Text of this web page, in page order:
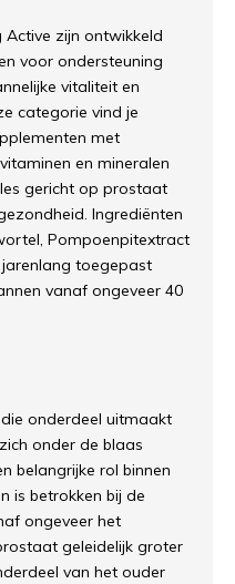
zijn ontwikkeld
voor ondersteuning
vitaliteit en
categorie vind je
met
en mineralen
gericht op prostaat
Ingrediënten
Pompoenpitextract
toegepast
vanaf ongeveer 40
onderdeel uitmaakt
onder de blaas
belangrijke rol binnen
is betrokken bij de
ongeveer het
geleidelijk groter
van het ouder